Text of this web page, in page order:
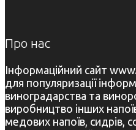
Про нас
Інформаційний сайт
для популяризації
виноградарства та
виробництво інших
медових напоїв, сидрів,